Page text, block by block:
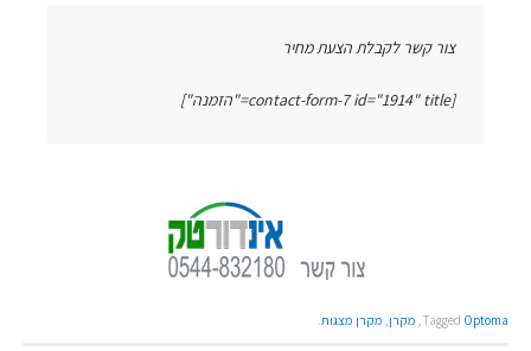
צור קשר לקבלת הצעת מחיר
[contact-form-7 id="1914" title="הזמנה"]
Tagged Optoma
, מקרן, מקרן מצגות.